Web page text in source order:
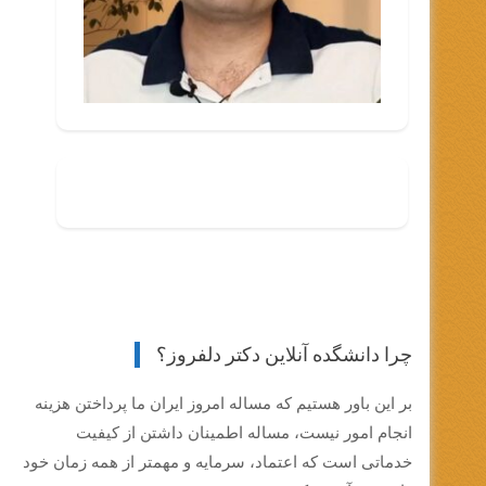
چرا دانشگده آنلاین دکتر دلفروز؟
بر این باور هستیم که مساله امروز ایران ما پرداختن هزینه
انجام امور نیست، مساله اطمینان داشتن از کیفیت
خدماتی است که اعتماد، سرمایه و مهمتر از همه زمان خود